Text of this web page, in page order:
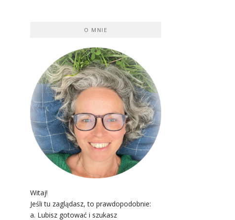
O MNIE
Witaj!
Jeśli tu zaglądasz, to prawdopodobnie:
a. Lubisz gotować i szukasz